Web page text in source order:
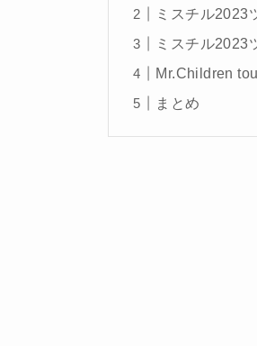
ミスチル2023
ミスチル2023
Mr.Children
まとめ